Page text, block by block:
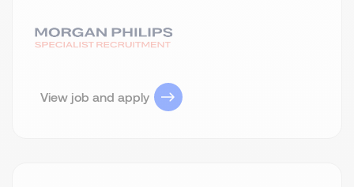
View job and apply